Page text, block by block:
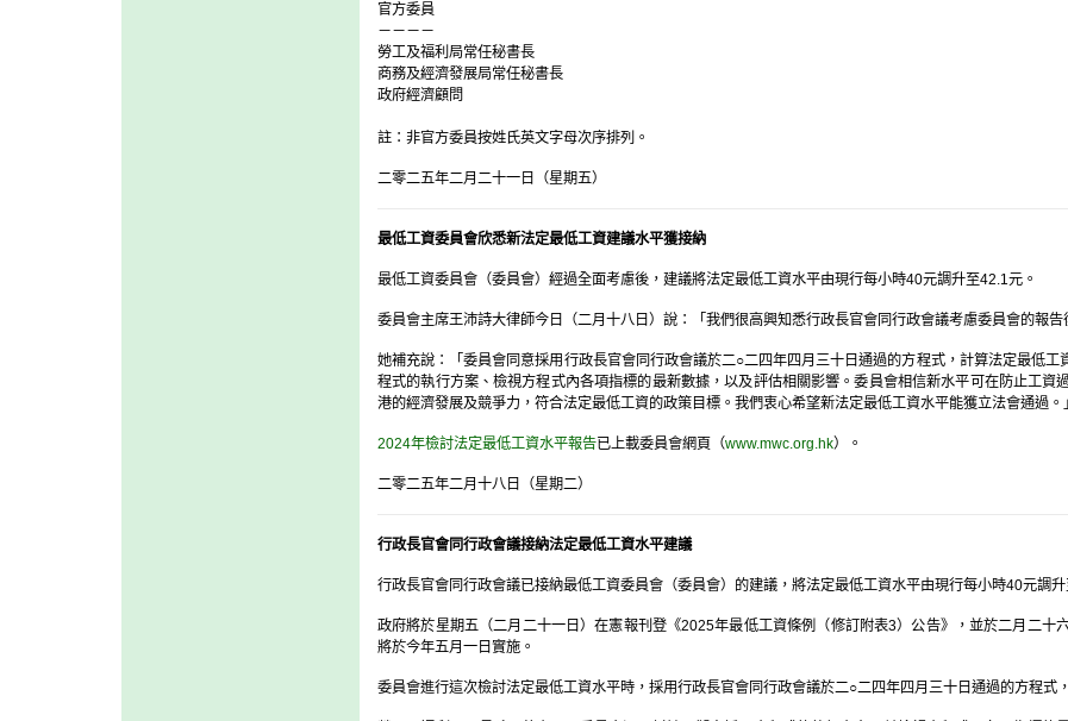
官方委員
－－－－
勞工及福利局常任秘書長
商務及經濟發展局常任秘書長
政府經濟顧問
註：非官方委員按姓氏英文字母次序排列。
二零二五年二月二十一日（星期五）
最低工資委員會欣悉新法定最低工資建議水平獲接納
最低工資委員會（委員會）經過全面考慮後，建議將法定最低工資水平由現行每小時40元調升至42.1元。
委員會主席王沛詩大律師今日（二月十八日）說：「我們很高興知悉行政長官會同行政會議考慮委員會的報告
她補充說：「委員會同意採用行政長官會同行政會議於二○二四年四月三十日通過的方程式，計算法定最低工
程式的執行方案、檢視方程式內各項指標的最新數據，以及評估相關影響。委員會相信新水平可在防止工
港的經濟發展及競爭力，符合法定最低工資的政策目標。我們衷心希望新法定最低工資水平能獲立法會通過。」
2024年檢討法定最低工資水平報告已上載委員會網頁（www.mwc.org.hk）。
二零二五年二月十八日（星期二）
行政長官會同行政會議接納法定最低工資水平建議
行政長官會同行政會議已接納最低工資委員會（委員會）的建議，將法定最低工資水平由現行每小時40元調
政府將於星期五（二月二十一日）在憲報刊登《2025年最低工資條例（修訂附表3）公告》，並於二月二十
將於今年五月一日實施。
委員會進行這次檢討法定最低工資水平時，採用行政長官會同行政會議於二○二四年四月三十日通過的方程式